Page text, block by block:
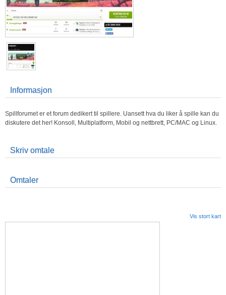
Informasjon
Spillforumet er et forum dedikert til spillere. Uansett hva du liker å spille kan du
diskutere det her! Konsoll, Multiplatform, Mobil og nettbrett, PC/MAC og Linux.
Skriv omtale
Omtaler
Vis stort kart